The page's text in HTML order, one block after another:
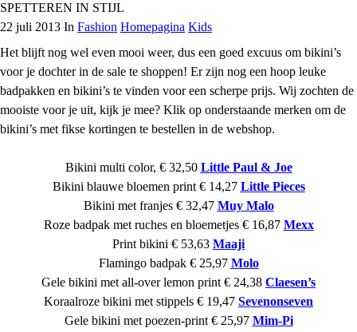
SPETTEREN IN STIJL
22 juli 2013 In Fashion Homepagina Kids
Het blijft nog wel even mooi weer, dus een goed excuus om bikini’s
voor je dochter in de sale te shoppen! Er zijn nog een hoop leuke
badpakken en bikini’s te vinden voor een scherpe prijs. Wij zochten de
mooiste voor je uit, kijk je mee? Klik op onderstaande merken om de
bikini’s met fikse kortingen te bestellen in de webshop.
Bikini multi color, € 32,50 Little Paul & Joe
Bikini blauwe bloemen print € 14,27 Little Pieces
Bikini met franjes € 32,47 Muy Malo
Roze badpak met ruches en bloemetjes € 16,87 Mexx
Print bikini € 53,63 Maaji
Flamingo badpak € 25,97 Molo
Gele bikini met all-over lemon print € 24,38 Claesen’s
Koraalroze bikini met stippels € 19,47 Sevenonseven
Gele bikini met poezen-print € 25,97 Mim-Pi